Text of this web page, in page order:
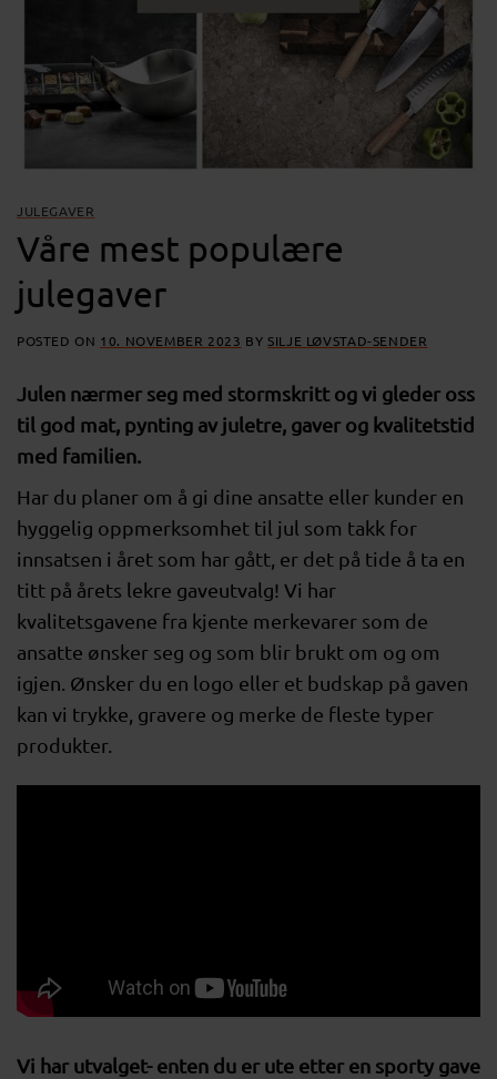
JULEGAVER
Våre mest populære
julegaver
POSTED ON 10. NOVEMBER 2023 BY SILJE LØVSTAD-SENDER
Julen nærmer seg med stormskritt og vi gleder oss
til god mat, pynting av juletre, gaver og kvalitetstid
med familien.
Har du planer om å gi dine ansatte eller kunder en
hyggelig oppmerksomhet til jul som takk for
innsatsen i året som har gått, er det på tide å ta en
titt på årets lekre gaveutvalg! Vi har
kvalitetsgavene fra kjente merkevarer som de
ansatte ønsker seg og som blir brukt om og om
igjen. Ønsker du en logo eller et budskap på gaven
kan vi trykke, gravere og merke de fleste typer
produkter.
Vi har utvalget- enten du er ute etter en sporty gave